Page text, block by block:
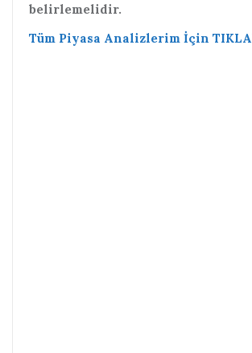
belirlemelidir.
Tüm Piyasa Analizlerim İçin